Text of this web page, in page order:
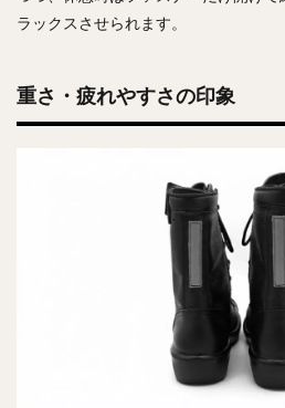
ラックスさせられます。
重さ・疲れやすさの印象